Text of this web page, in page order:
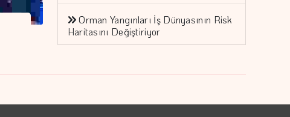
Orman Yangınları İş Dünyasının Risk
Haritasını Değiştiriyor